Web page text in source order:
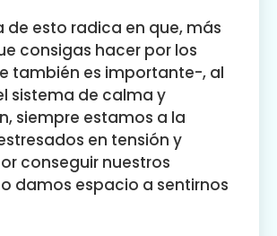
de esto radica en que, más
consigas hacer por los
también es importante-, al
sistema de calma y
siempre estamos a la
en tensión y
conseguir nuestros
damos espacio a sentirnos